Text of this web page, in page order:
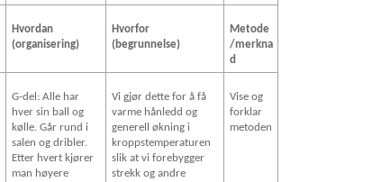
Hvordan
(organisering)
Hvorfor
(begrunnelse)
Metode
/merkna
d
G-del: Alle har
hver sin ball og
kølle. Går rund i
salen og dribler.
Etter hvert kjører
man høyere
Vi gjør dette for å få
varme hånledd og
generell økning i
kroppstemperaturen
slik at vi forebygger
strekk og andre
Vise og
forklar
metoden